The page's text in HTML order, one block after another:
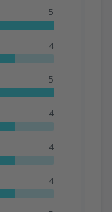
5
4
5
4
4
4